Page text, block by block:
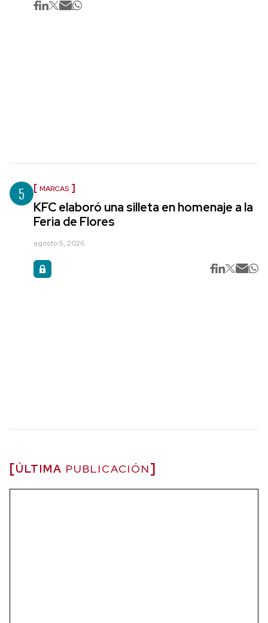
5 MARCAS
KFC elaboró una silleta en homenaje a la
Feria de Flores
agosto 5, 2026
ÚLTIMA PUBLICACIÓN